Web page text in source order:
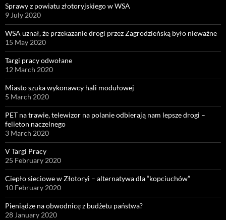
Sprawy z powiatu złotoryjskiego w WSA
9 July 2020
WSA uznał, że przekazanie drogi przez Zagrodzieńską było nieważne
15 May 2020
Targi pracy odwołane
12 March 2020
Miasto szuka wykonawcy hali modułowej
5 March 2020
PET na trawie, telewizor na polanie odbierają nam lepsze drogi –
felieton naczelnego
3 March 2020
V Targi Pracy
25 February 2020
Ciepło sieciowe w Złotoryi – alternatywa dla “kopciuchów”
10 February 2020
Pieniądze na obwodnicę z budżetu państwa?
28 January 2020